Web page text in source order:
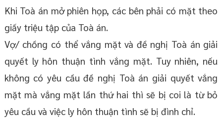
Khi Toà án mở phiên họp, các bên phải có mặt theo
giấy triệu tập của Toà án.
Vợ/ chồng có thể vắng mặt và đề nghị Toà án giải
quyết ly hôn thuận tình vắng mặt. Tuy nhiên, nếu
không có yêu cầu đề nghị Toà án giải quyết vắng
mặt mà vắng mặt lần thứ hai thì sẽ bị coi là từ bỏ
yêu cầu và việc ly hôn thuận tình sẽ bị đình chỉ.